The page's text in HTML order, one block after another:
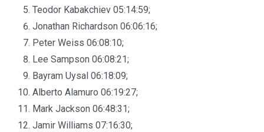
Teodor Kabakchiev 05:14:59;
Jonathan Richardson 06:06:16;
Peter Weiss 06:08:10;
Lee Sampson 06:08:21;
Bayram Uysal 06:18:09;
Alberto Alamuro 06:19:27;
Mark Jackson 06:48:31;
Jamir Williams 07:16:30;